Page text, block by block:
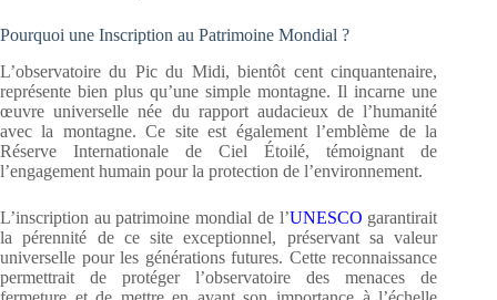
Pourquoi une Inscription au Patrimoine Mondial ?
L’observatoire du Pic du Midi, bientôt cent cinquantenaire,
représente bien plus qu’une simple montagne. Il incarne une
œuvre universelle née du rapport audacieux de l’humanité
avec la montagne. Ce site est également l’emblème de la
Réserve Internationale de Ciel Étoilé, témoignant de
l’engagement humain pour la protection de l’environnement.
L’inscription au patrimoine mondial de l’UNESCO garantirait
la pérennité de ce site exceptionnel, préservant sa valeur
universelle pour les générations futures. Cette reconnaissance
permettrait de protéger l’observatoire des menaces de